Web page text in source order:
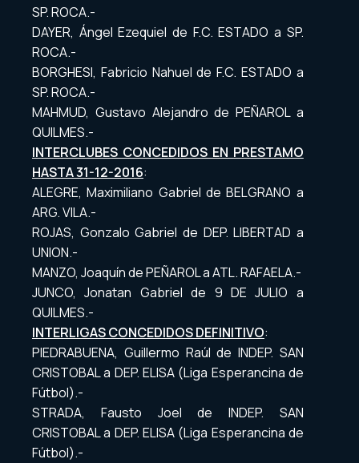
SP. ROCA.-
DAYER, Ángel Ezequiel de F.C. ESTADO a SP.
ROCA.-
BORGHESI, Fabricio Nahuel de F.C. ESTADO a
SP. ROCA.-
MAHMUD, Gustavo Alejandro de PEÑAROL a
QUILMES.-
INTERCLUBES CONCEDIDOS EN PRESTAMO
HASTA 31-12-2016:
ALEGRE, Maximiliano Gabriel de BELGRANO a
ARG. VILA.-
ROJAS, Gonzalo Gabriel de DEP. LIBERTAD a
UNION.-
MANZO, Joaquín de PEÑAROL a ATL. RAFAELA.-
JUNCO, Jonatan Gabriel de 9 DE JULIO a
QUILMES.-
INTERLIGAS CONCEDIDOS DEFINITIVO:
PIEDRABUENA, Guillermo Raúl de INDEP. SAN
CRISTOBAL a DEP. ELISA (Liga Esperancina de
Fútbol).-
STRADA, Fausto Joel de INDEP. SAN
CRISTOBAL a DEP. ELISA (Liga Esperancina de
Fútbol).-